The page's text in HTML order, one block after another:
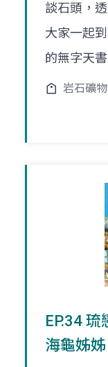
談石頭，
大家一起
的無字天
岩石礦物
EP.34
海龜姊姊